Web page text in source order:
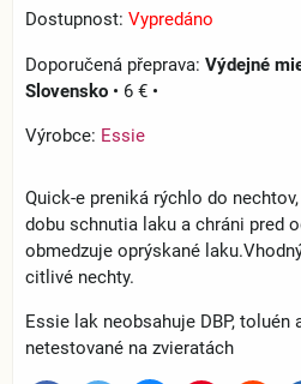
Dostupnost: Vypredáno
Výdejné
Slovensko • 6 € •
Výrobce: Essie
Quick-e preniká rýchlo do
dobu schnutia laku a chráni pred
obmedzuje oprýskané
citlivé nechty.
Essie lak neobsahuje DBP, toluén
netestované na zvieratách